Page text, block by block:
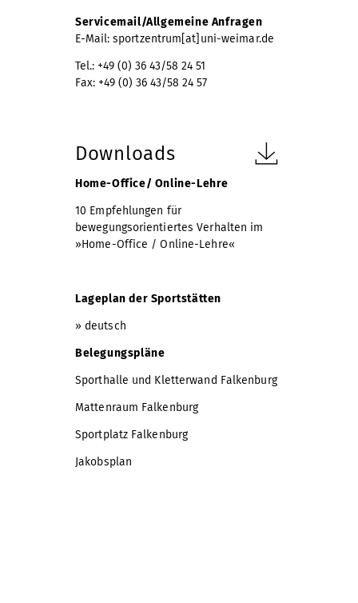
Servicemail/Allgemeine Anfragen
E-Mail: sportzentrum[at]uni-weimar.de
Tel.: +49 (0) 36 43/58 24 51
Fax: +49 (0) 36 43/58 24 57
Downloads
Home-Office/ Online-Lehre
10 Empfehlungen für
bewegungsorientiertes Verhalten im
»Home-Office / Online-Lehre«
Lageplan der Sportstätten
» deutsch
Belegungspläne
Sporthalle und Kletterwand Falkenburg
Mattenraum Falkenburg
Sportplatz Falkenburg
Jakobsplan